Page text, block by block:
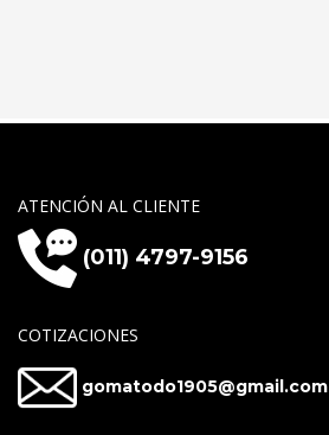
ATENCIÓN AL CLIENTE
(011) 4797-9156
COTIZACIONES
gomatodo1905@gmail.com